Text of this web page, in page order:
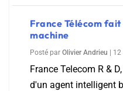
France Télécom
machine
Posté par Olivier Andrieu 12
France Telecom R &
d'un agent intelligent